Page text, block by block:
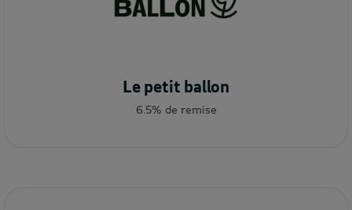
Le petit ballon
6.5% de remise